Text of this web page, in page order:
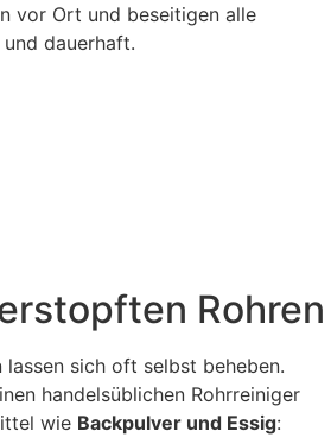
vor Ort und beseitigen alle
dauerhaft.
Rohren
sich oft selbst beheben.
handelsüblichen Rohrreiniger
wie Backpulver und Essig: